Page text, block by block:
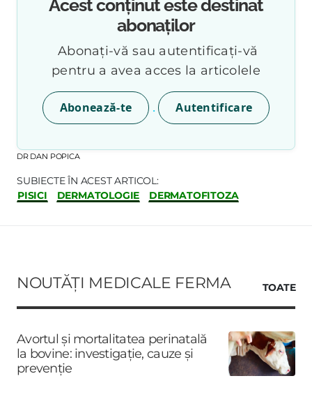
Acest conținut este destinat
abonaților
Abonați-vă sau autentificați-vă
pentru a avea acces la articolele
Abonează-te . Autentificare
DR DAN POPICA
SUBIECTE ÎN ACEST ARTICOL:
PISICI
DERMATOLOGIE DERMATOFITOZA
NOUTĂȚI MEDICALE FERMA TOATE
Avortul și mortalitatea perinatală
la bovine: investigație, cauze și
prevenție